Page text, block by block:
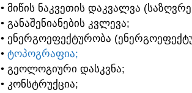
• ᲛᲘᲬᲘᲡ ᲜᲐᲙᲕᲔᲗᲘᲡ ᲓᲐᲙᲕᲐᲚᲕᲐ
• ᲒᲐᲜᲐᲨᲔᲜᲘᲐᲜᲔᲑᲘᲡ ᲙᲕᲚᲔᲕᲐ;
• ᲔᲜᲔᲠᲒᲝᲔᲤᲔᲥᲢᲣᲠᲝᲑᲐ
• ᲢᲝᲞᲝᲒᲠᲐᲤᲘᲐ;
• ᲒᲔᲝᲚᲝᲒᲘᲣᲠᲘ ᲓᲐᲡᲙᲕᲜᲐ;
• ᲙᲝᲜᲡᲢᲠᲣᲥᲪᲘᲐ;